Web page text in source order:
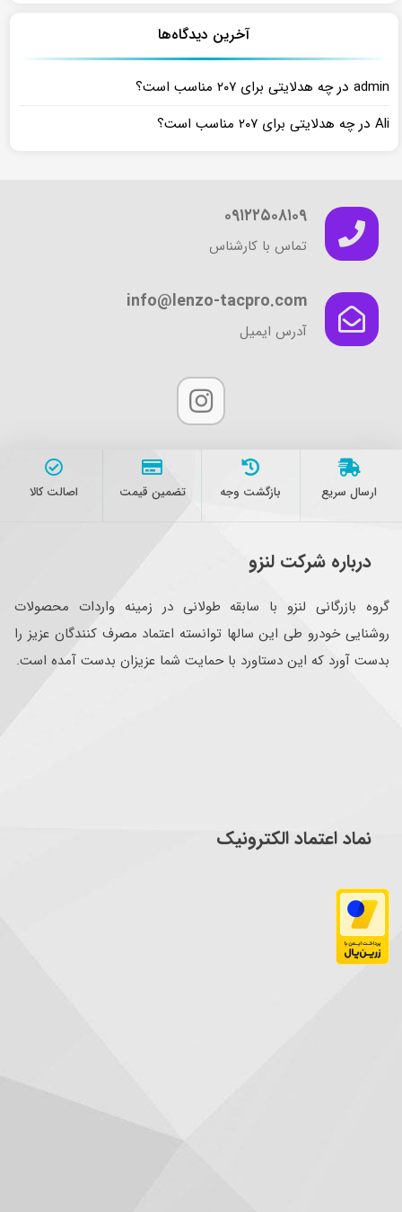
آخرین دیدگاه‌ها
admin درچه هدلایتی برای ۲۰۷ مناسب است؟
Ali درچه هدلایتی برای ۲۰۷ مناسب است؟
۰۹۱۲۲۵۰۸۱۰۹
تماس با کارشناس
info@lenzo-tacpro.com
آدرس ایمیل
ارسال سریع بازگشت وجه تضمین قیمت اصالت کالا
درباره شرکت لنزو
گروه بازرگانی لنزو با سابقه طولانی در زمینه واردات محصولات
روشنایی خودرو طی این سالها توانسته اعتماد مصرف کنندگان عزیز را
بدست آورد که این دستاورد با حمایت شما عزیزان بدست آمده است.
نماد اعتماد الکترونیک